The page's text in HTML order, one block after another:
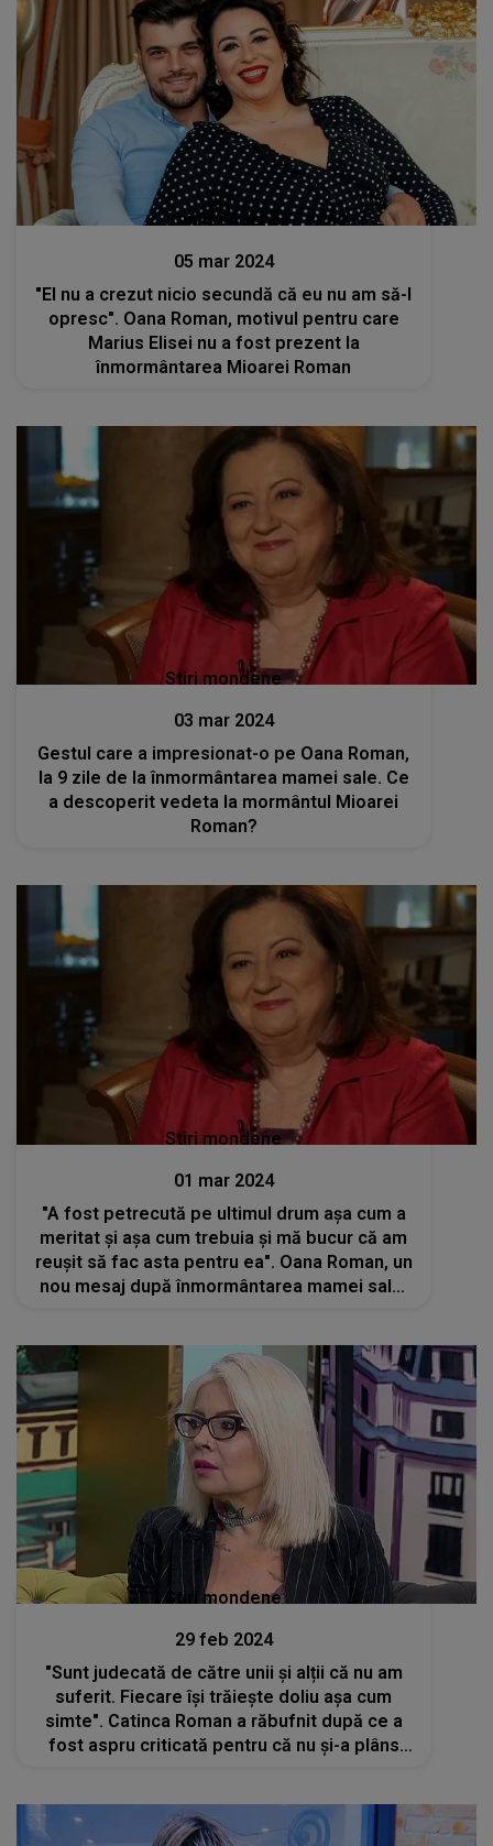
Stiri mondene
05 mar 2024
"El nu a crezut nicio secundă că eu nu am să-l
opresc". Oana Roman, motivul pentru care
Marius Elisei nu a fost prezent la
înmormântarea Mioarei Roman
Stiri mondene
03 mar 2024
Gestul care a impresionat-o pe Oana Roman,
la 9 zile de la înmormântarea mamei sale. Ce
a descoperit vedeta la mormântul Mioarei
Roman?
Stiri mondene
01 mar 2024
"A fost petrecută pe ultimul drum așa cum a
meritat și așa cum trebuia și mă bucur că am
reușit să fac asta pentru ea". Oana Roman, un
nou mesaj după înmormântarea mamei sale,
Stiri mondene
29 feb 2024
"Sunt judecată de către unii și alții că nu am
suferit. Fiecare își trăiește doliu așa cum
simte". Catinca Roman a răbufnit după ce a
fost aspru criticată pentru că nu și-a plâns